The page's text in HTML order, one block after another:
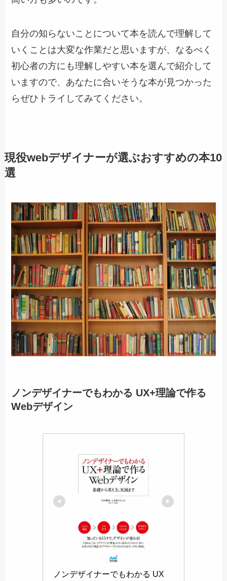
自分の知らないことについて本を読んで理解して
いくことは大変な作業だと思いますが、なるべく
初心者の方にも理解しやすい本を選んで紹介して
いますので、あなたに合いそうな本が見つかった
らぜひトライしてみてください。
現役webデザイナーが選ぶおすすめの本10
選
ノンデザイナーでもわかる UX+理論で作る
Webデザイン
ノンデザイナーでもわかる UX